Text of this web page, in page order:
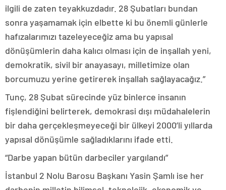
ilgili de zaten teyakkuzdadır. 28 Şubatları bundan
sonra yaşamamak için elbette ki bu önemli günlerle
hafızalarımızı tazeleyeceğiz ama bu yapısal
dönüşümlerin daha kalıcı olması için de inşallah yeni,
demokratik, sivil bir anayasayı, milletimize olan
borcumuzu yerine getirerek inşallah sağlayacağız.”
Tunç, 28 Şubat sürecinde yüz binlerce insanın
fişlendiğini belirterek, demokrasi dışı müdahalelerin
bir daha gerçekleşmeyeceği bir ülkeyi 2000’li yıllarda
yapısal dönüşümle sağladıklarını ifade etti.
“Darbe yapan bütün darbeciler yargılandı”
İstanbul 2 Nolu Barosu Başkanı Yasin Şamlı ise her